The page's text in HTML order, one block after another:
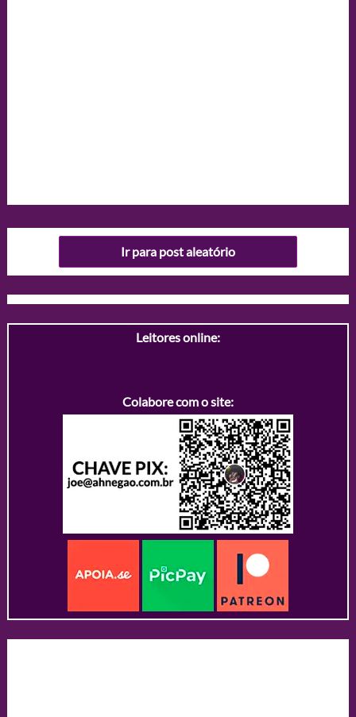
Ir para post aleatório
Leitores online:
Colabore com o site: